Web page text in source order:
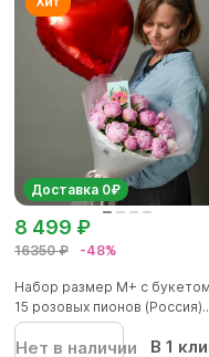
Доставка 0₽
16350 ₽ -48%
8 499 ₽
Набор размер М+ с
15 розовых пионов
Нет в наличии В 1